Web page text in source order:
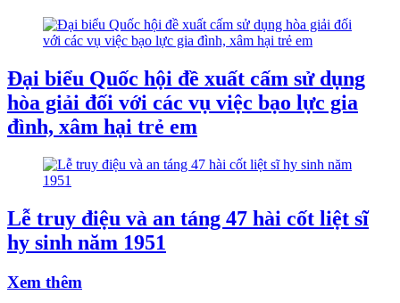
Đại biểu Quốc hội đề xuất cấm sử dụng
hòa giải đối với các vụ việc bạo lực gia
đình, xâm hại trẻ em
Lễ truy điệu và an táng 47 hài cốt liệt sĩ
hy sinh năm 1951
Xem thêm